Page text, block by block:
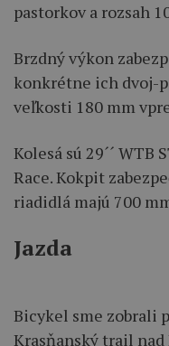
pastorkov a rozsah
Brzdný výkon
konkrétne ich dvoj-
veľkosti 180 mm
Kolesá sú 29´´ WTB
Race. Kokpit
riadidlá majú 700
Jazda
Bicykel sme zobrali
Krasňanský trail